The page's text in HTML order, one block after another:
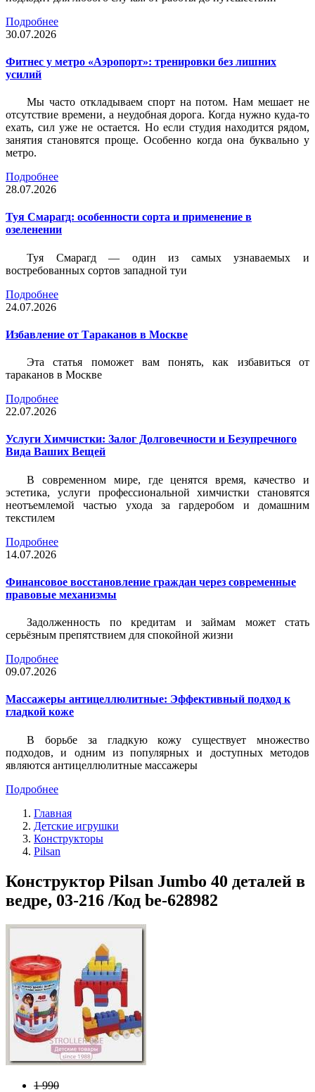
Подробнее
30.07.2026
Фитнес у метро «Аэропорт»: тренировки без лишних
усилий
Мы часто откладываем спорт на потом. Нам мешает не
отсутствие времени, а неудобная дорога. Когда нужно куда-то
ехать, сил уже не остается. Но если студия находится рядом,
занятия становятся проще. Особенно когда она буквально у
метро.
Подробнее
28.07.2026
Туя Смарагд: особенности сорта и применение в
озеленении
Туя Смарагд — один из самых узнаваемых и
востребованных сортов западной туи
Подробнее
24.07.2026
Избавление от Тараканов в Москве
Эта статья поможет вам понять, как избавиться от
тараканов в Москве
Подробнее
22.07.2026
Услуги Химчистки: Залог Долговечности и Безупречного
Вида Ваших Вещей
В современном мире, где ценятся время, качество и
эстетика, услуги профессиональной химчистки становятся
неотъемлемой частью ухода за гардеробом и домашним
текстилем
Подробнее
14.07.2026
Финансовое восстановление граждан через современные
правовые механизмы
Задолженность по кредитам и займам может стать
серьёзным препятствием для спокойной жизни
Подробнее
09.07.2026
Массажеры антицеллюлитные: Эффективный подход к
гладкой коже
В борьбе за гладкую кожу существует множество
подходов, и одним из популярных и доступных методов
являются антицеллюлитные массажеры
Подробнее
Главная
Детские игрушки
Конструкторы
Pilsan
Конструктор Pilsan Jumbo 40 деталей в
ведре, 03-216 /Код be-628982
1 990